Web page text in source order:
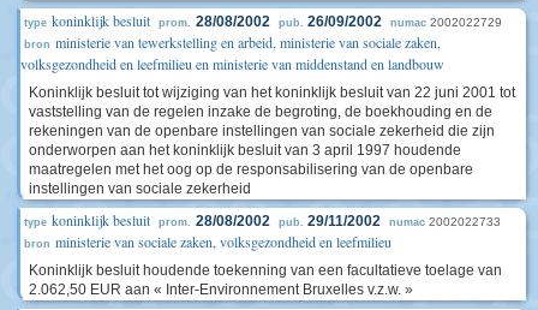
type koninklijk besluit prom. 28/08/2002 pub. 26/09/2002 numac 2002022729
bron ministerie van tewerkstelling en arbeid, ministerie van sociale zaken,
volksgezondheid en leefmilieu en ministerie van middenstand en landbouw
Koninklijk besluit tot wijziging van het koninklijk besluit van 22 juni 2001 tot
vaststelling van de regelen inzake de begroting, de boekhouding en de
rekeningen van de openbare instellingen van sociale zekerheid die zijn
onderworpen aan het koninklijk besluit van 3 april 1997 houdende
maatregelen met het oog op de responsabilisering van de openbare
instellingen van sociale zekerheid
type koninklijk besluit prom. 28/08/2002 pub. 29/11/2002 numac 2002022733
bron ministerie van sociale zaken, volksgezondheid en leefmilieu
Koninklijk besluit houdende toekenning van een facultatieve toelage van
2.062,50 EUR aan « Inter-Environnement Bruxelles v.z.w. »